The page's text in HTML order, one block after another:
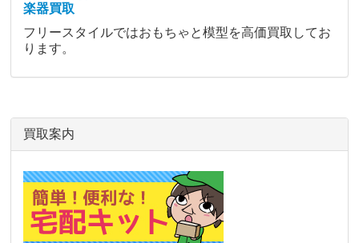
楽器買取
フリースタイルではおもちゃと模型を高価買取してお
ります。
買取案内